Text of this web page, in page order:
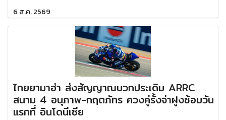
6 ส.ค. 2569
ไทยยามาฮ่า ส่งสัญญาณบวกประเดิม ARRC
สนาม 4 อนุภาพ-กฤตภัทร ควงคู่รั้งจ่าฝูงซ้อมวัน
แรกที่ อินโดนีเซีย